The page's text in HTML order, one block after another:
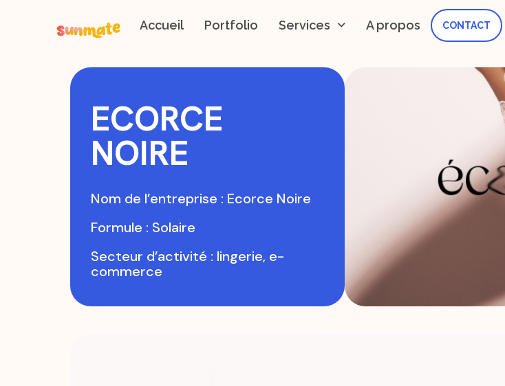
Accueil Portfolio Services A propos CONTACT
ECORCE
NOIRE
Nom de l’entreprise : Ecorce Noire
Formule : Solaire
Secteur d’activité : lingerie, e-
commerce